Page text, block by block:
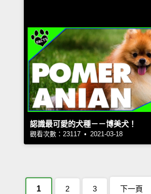
認識最可愛的犬種－－博美犬！
觀看次數：23117 • 2021-03-18
1 2 3 下一頁